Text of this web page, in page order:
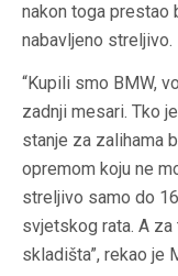
nakon toga prestao
nabavljeno streljivo.
“Kupili smo BMW,
zadnji mesari. Tko
stanje za zalihama
opremom koju ne
streljivo samo do
svjetskog rata. A
skladišta”, rekao je